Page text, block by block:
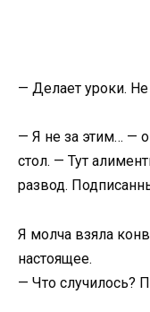
— Делает уроки. Не
— Я не за этим… —
стол. — Тут
развод.
Я молча взяла
настоящее.
— Что случилось?